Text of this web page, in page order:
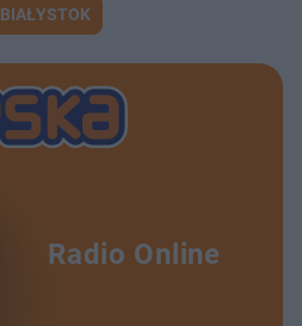
BIAŁYSTOK
Radio Online